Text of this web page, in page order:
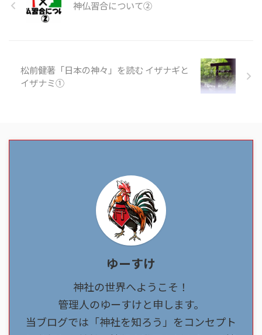
神仏習合について②
松前健著「日本の神々」を読む イザナギと
イザナミ①
ゆーすけ
神社の世界へようこそ！
管理人のゆーすけと申します。
当ブログでは「神社を知ろう」をコンセプト